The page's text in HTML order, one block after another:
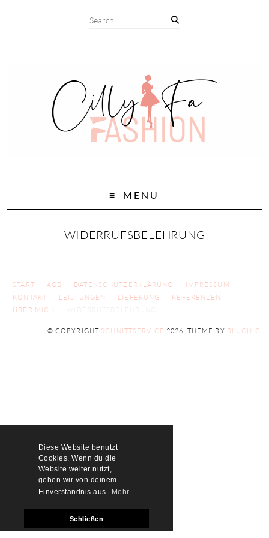
Diese Website benutzt
Cookies. Wenn du die
Website weiter nutzt,
gehen wir von deinem
Einverständnis aus. Mehr
Schließen
MENU
WIDERRUFSBELEHRUNG
START AGB DATENSCHUTZERKLÄRUNG
IMPRESSUM
KONTAKT
LEISTUNGEN LIEFERUNG
REFERENZEN
ÜBER MICH
© COPYRIGHT SCHNITTSERVICE 2026 . THEME BY BLUCHIC